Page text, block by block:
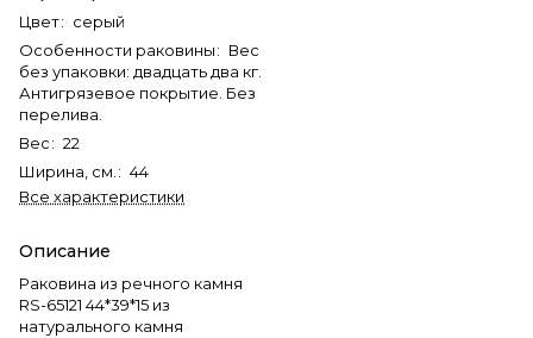
Цвет: серый
Особенности раковины: Вес
без упаковки: двадцать два кг.
Антигрязевое покрытие. Без
перелива.
Вес: 22
Ширина, см. : 44
Все характеристики
Описание
Раковина из речного камня
RS-65121 44*39*15 из
натурального камня